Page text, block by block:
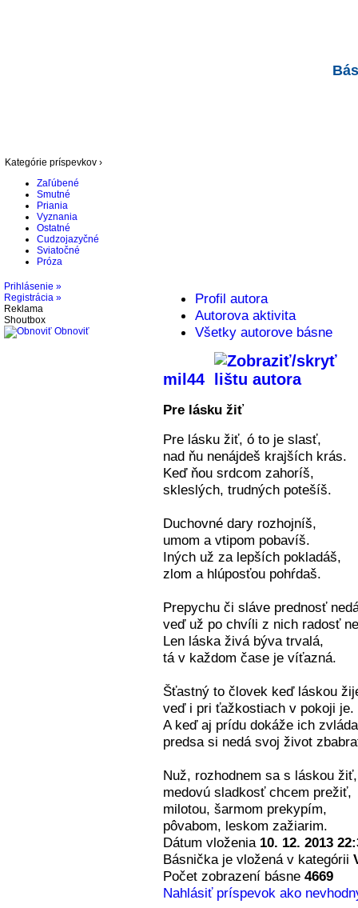
Kategórie príspevkov ›
Zaľúbené
Smutné
Priania
Vyznania
Ostatné
Cudzojazyčné
Sviatočné
Próza
Prihlásenie »
Registrácia »
Reklama
Shoutbox
Obnoviť
Profil autora
Autorova aktivita
Všetky autorove básne
mil44
Pre lásku žiť
Pre lásku žiť, ó to je slasť,
nad ňu nenájdeš krajších krás.
Keď ňou srdcom zahoríš,
skleslých, trudných potešíš.
Duchovné dary rozhojníš,
umom a vtipom pobavíš.
Iných už za lepších pokladáš,
zlom a hlúposťou pohŕdaš.
Prepychu či sláve prednosť
veď už po chvíli z nich radosť
Len láska živá býva trvalá,
tá v každom čase je víťazná.
Šťastný to človek keď láskou
veď i pri ťažkostiach v pokoji je.
A keď aj prídu dokáže ich
predsa si nedá svoj život
Nuž, rozhodnem sa s láskou žiť,
medovú sladkosť chcem prežiť,
milotou, šarmom prekypím,
pôvabom, leskom zažiarim.
Dátum vloženia 10. 12. 2013
Básnička je vložená v kategórii
Počet zobrazení básne 4669
Nahlásiť príspevok ako